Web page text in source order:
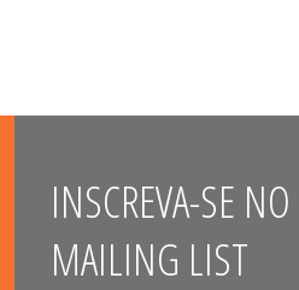
INSCREVA-SE
MAILING LIST